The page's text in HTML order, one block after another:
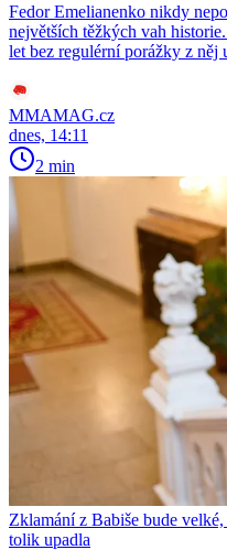
Fedor Emelianenko nikdy
největších těžkých vah
let bez regulérní porážky z něj
MMAMAG.cz
dnes, 14:11
2 min
Zklamání z Babiše bude
tolik upadla